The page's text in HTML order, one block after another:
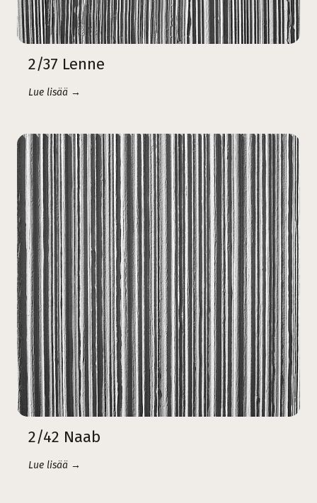
2/37 Lenne
Lue lisää →
2/42 Naab
Lue lisää →